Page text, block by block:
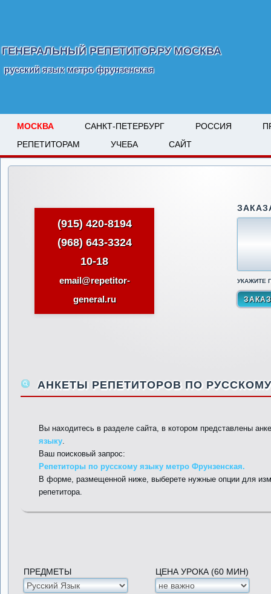
ГЕНЕРАЛЬНЫЙ РЕПЕТИТОР.РУ МОСКВА
русский язык метро фрунзенская
МОСКВА САНКТ-ПЕТЕРБУРГ РОССИЯ
РЕПЕТИТОРАМ
УЧЕБА САЙТ
(915) 420-8194
(968) 643-3324
10-18
email@repetitor-
general.ru
УКАЖИТЕ
АНКЕТЫ РЕПЕТИТОРОВ ПО
Вы находитесь в разделе сайта, в котором представлены
языку.
Ваш поисковый запрос:
Репетиторы по русскому языку метро Фрунзенская.
В форме, размещенной ниже, выберете нужные опции для
репетитора.
ПРЕДМЕТЫ ЦЕНА УРОКА (60 МИН)